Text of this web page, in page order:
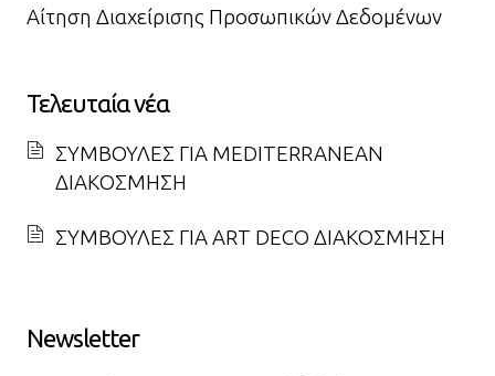
Αίτηση Διαχείρισης Προσωπικών Δεδομένων
Τελευταία νέα
ΣΥΜΒΟΥΛΕΣ ΓΙΑ MEDITERRANEAN
ΔΙΑΚΟΣΜΗΣΗ
ΣΥΜΒΟΥΛΕΣ ΓΙΑ ART DECO ΔΙΑΚΟΣΜΗΣΗ
Newsletter